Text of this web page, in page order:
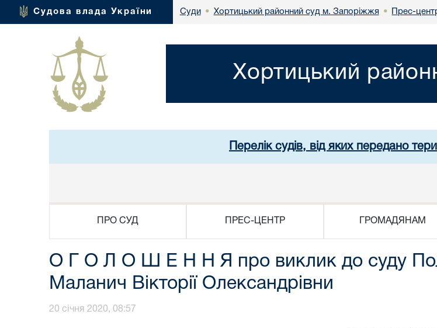
Судова влада України Суди • Хортицький районний суд м. Запоріжжя • Прес-
Хортицький
Перелік судів, від яких передано
ПРО СУД ПРЕС-ЦЕНТР ГРОМАДЯНАМ
О Г О Л О Ш Е Н Н Я про виклик до суду
Маланич Вікторії Олександрівни
20 січня 2020, 08:57